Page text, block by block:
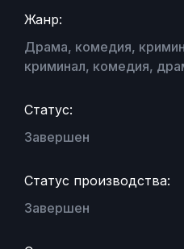
Жанр:
Драма, комедия,
криминал, комедия,
Статус:
Завершен
Статус производства:
Завершен